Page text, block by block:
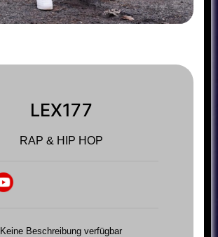
LEX177
RAP & HIP HOP
Keine Beschreibung verfügbar